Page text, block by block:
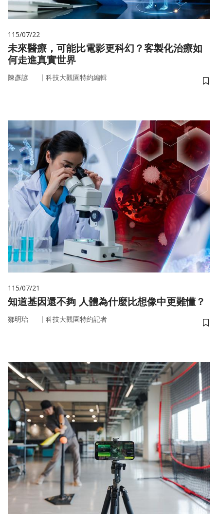
115/07/22
未來醫療，可能比電影更科幻？客製化治療如
何走進真實世界
陳彥諺 ｜ 科技大觀園特約編輯
儲
115/07/21
知道基因還不夠 人體為什麼比想像中更難懂？
鄒明珆 ｜ 科技大觀園特約記者
儲